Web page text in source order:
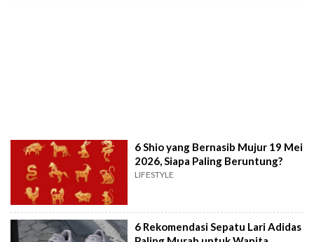
6 Shio yang Bernasib Mujur 19 Mei
2026, Siapa Paling Beruntung?
LIFESTYLE
6 Rekomendasi Sepatu Lari Adidas